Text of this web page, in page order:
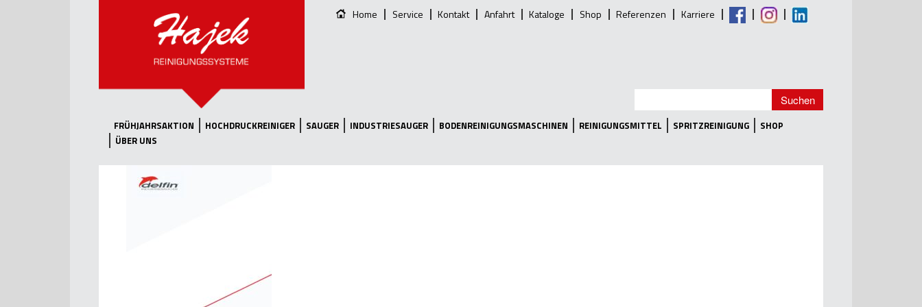
Home Service Kontakt Anfahrt Kataloge Shop Referenzen Karriere
FRÜHJAHRSAKTION HOCHDRUCKREINIGER SAUGER INDUSTRIESAUGER BODENREINIGUNGSMASCHINEN REINIGUNGSMITTEL SPRITZREINIGUNG
SHOP
ÜBER UNS